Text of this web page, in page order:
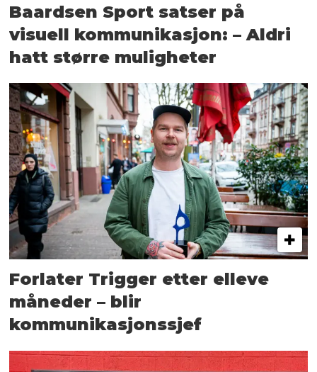
Baardsen Sport satser på
visuell kommunikasjon: – Aldri
hatt større muligheter
Forlater Trigger etter elleve
måneder – blir
kommunikasjonssjef